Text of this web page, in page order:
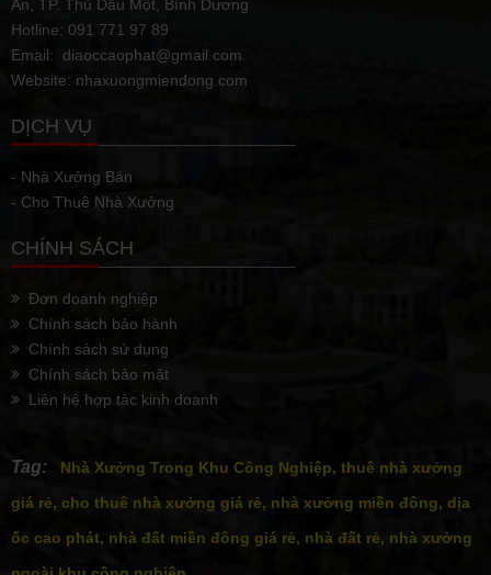
An, TP. Thủ Dầu Một, Bình Dương
Hotline: 091 771 97 89
Email: diaoccaophat@gmail.com
Website: nhaxuongmiendong.com
DỊCH VỤ
- Nhà Xưởng Bán
- Cho Thuê Nhà Xưởng
CHÍNH SÁCH
Đơn doanh nghiệp
Chính sách bảo hành
Chính sách sử dụng
Chính sách bảo mật
Liên hệ hợp tác kinh doanh
Tag:
Nhà Xưởng Trong Khu Công Nghiệp, thuê nhà xưởng
giá rẻ, cho thuê nhà xưởng giá rẻ, nhà xưởng miền đông, dịa
ốc cao phát, nhà đất miền đông giá rẻ, nhà đất rẻ, nhà xưởng